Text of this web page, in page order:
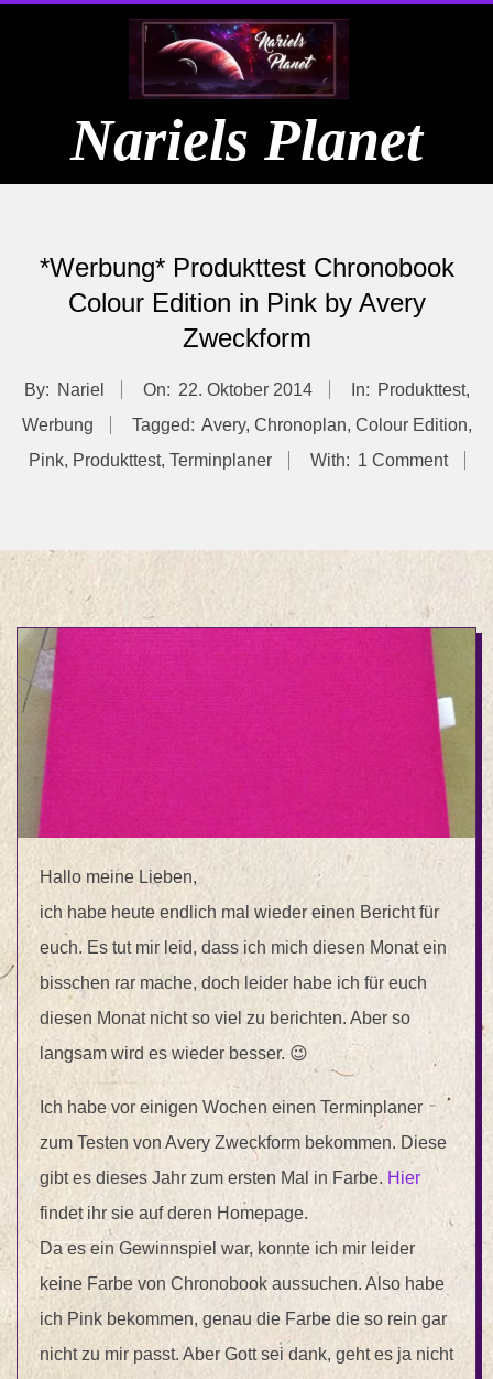
Nariels Planet
Menu
*Werbung* Produkttest Chronobook
Colour Edition in Pink by Avery
Zweckform
By: Nariel On: 22. Oktober 2014 In: Produkttest,
Werbung
Tagged: Avery, Chronoplan, Colour Edition,
Pink, Produkttest, Terminplaner With: 1 Comment
Hallo meine Lieben,
ich habe heute endlich mal wieder einen Bericht für
euch. Es tut mir leid, dass ich mich diesen Monat ein
bisschen rar mache, doch leider habe ich für euch
diesen Monat nicht so viel zu berichten. Aber so
langsam wird es wieder besser. 😉
Ich habe vor einigen Wochen einen Terminplaner
zum Testen von Avery Zweckform bekommen. Diese
gibt es dieses Jahr zum ersten Mal in Farbe. Hier
findet ihr sie auf deren Homepage.
Da es ein Gewinnspiel war, konnte ich mir leider
keine Farbe von Chronobook aussuchen. Also habe
ich Pink bekommen, genau die Farbe die so rein gar
nicht zu mir passt. Aber Gott sei dank, geht es ja nicht